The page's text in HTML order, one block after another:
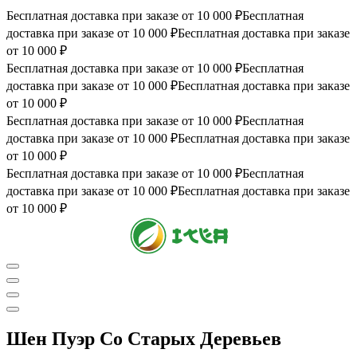
Бесплатная доставка при заказе от 10 000 ₽Бесплатная
доставка при заказе от 10 000 ₽Бесплатная доставка при заказе
от 10 000 ₽
Бесплатная доставка при заказе от 10 000 ₽Бесплатная
доставка при заказе от 10 000 ₽Бесплатная доставка при заказе
от 10 000 ₽
Бесплатная доставка при заказе от 10 000 ₽Бесплатная
доставка при заказе от 10 000 ₽Бесплатная доставка при заказе
от 10 000 ₽
Бесплатная доставка при заказе от 10 000 ₽Бесплатная
доставка при заказе от 10 000 ₽Бесплатная доставка при заказе
от 10 000 ₽
Шен Пуэр Со Старых Деревьев